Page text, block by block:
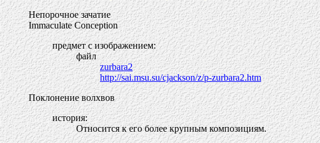
Непорочное зачатие
Immaculate Conception
предмет с изображением:
файл
zurbara2
http://sai.msu.su/cjackson/z/p-zurbara2.htm
Поклонение волхвов
история:
Относится к его более крупным композициям.